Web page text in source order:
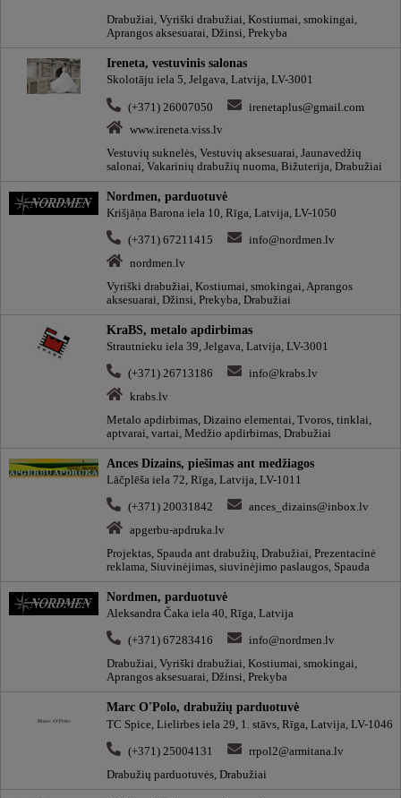
Drabužiai, Vyriški drabužiai, Kostiumai, smokingai,
Aprangos aksesuarai, Džinsi, Prekyba
Ireneta, vestuvinis salonas
Skolotāju iela 5, Jelgava, Latvija, LV-3001
(+371) 26007050
irenetaplus@gmail.com
www.ireneta.viss.lv
Vestuvių suknelės, Vestuvių aksesuarai, Jaunavedžių
salonai, Vakarinių drabužių nuoma, Bižuterija, Drabužiai
Nordmen, parduotuvė
Krišjāņa Barona iela 10, Rīga, Latvija, LV-1050
(+371) 67211415
info@nordmen.lv
nordmen.lv
Vyriški drabužiai, Kostiumai, smokingai, Aprangos
aksesuarai, Džinsi, Prekyba, Drabužiai
KraBS, metalo apdirbimas
Strautnieku iela 39, Jelgava, Latvija, LV-3001
(+371) 26713186
info@krabs.lv
krabs.lv
Metalo apdirbimas, Dizaino elementai, Tvoros, tinklai,
aptvarai, vartai, Medžio apdirbimas, Drabužiai
Ances Dizains, piešimas ant medžiagos
Lāčplēša iela 72, Rīga, Latvija, LV-1011
(+371) 20031842
ances_dizains@inbox.lv
apgerbu-apdruka.lv
Projektas, Spauda ant drabužių, Drabužiai, Prezentacinė
reklama, Siuvinėjimas, siuvinėjimo paslaugos, Spauda
Nordmen, parduotuvė
Aleksandra Čaka iela 40, Rīga, Latvija
(+371) 67283416
info@nordmen.lv
Drabužiai, Vyriški drabužiai, Kostiumai, smokingai,
Aprangos aksesuarai, Džinsi, Prekyba
Marc O'Polo, drabužių parduotuvė
TC Spice, Lielirbes iela 29, 1. stāvs, Rīga, Latvija, LV-1046
(+371) 25004131
rrpol2@armitana.lv
Drabužių parduotuvės, Drabužiai